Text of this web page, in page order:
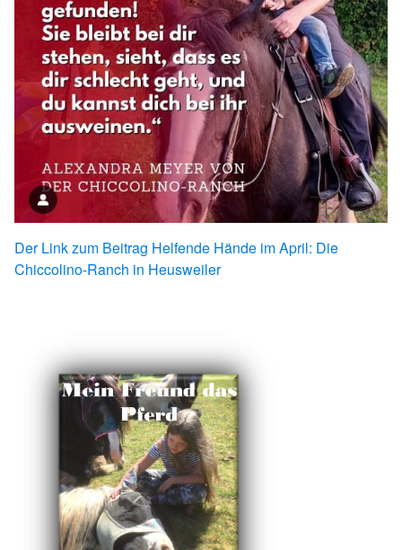
Der Link zum Beitrag Helfende Hände im April: Die
Chiccolino-Ranch in Heusweiler